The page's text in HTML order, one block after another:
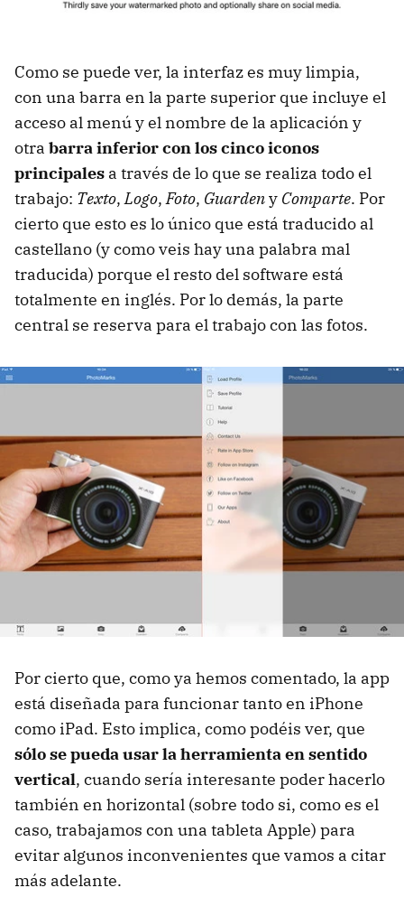
Como se puede ver, la interfaz es muy limpia,
con una barra en la parte superior que incluye el
acceso al menú y el nombre de la aplicación y
otra barra inferior con los cinco iconos
principales a través de lo que se realiza todo el
trabajo: Texto,Logo,Foto, Guardeny Comparte. Por
cierto que esto es lo único que está traducido al
castellano (y como veis hay una palabra mal
traducida) porque el resto del software está
totalmente en inglés. Por lo demás, la parte
central se reserva para el trabajo con las fotos.
Por cierto que, como ya hemos comentado, la app
está diseñada para funcionar tanto en iPhone
como iPad. Esto implica, como podéis ver, que
sólo se pueda usar la herramienta en sentido
vertical, cuando sería interesante poder hacerlo
también en horizontal (sobre todo si, como es el
caso, trabajamos con una tableta Apple) para
evitar algunos inconvenientes que vamos a citar
más adelante.